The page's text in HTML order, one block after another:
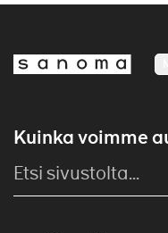
Kuinka voimme